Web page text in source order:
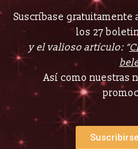
Suscríbase gratuitamente
los 27
y el valioso artículo: “
Así como nuestras